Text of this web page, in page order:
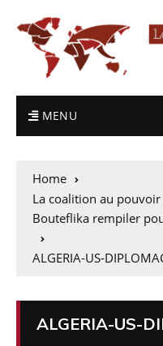
MENU
Home
La coalition au
Bouteflika rempiler
ALGERIA-US-
ALGERIA-US-